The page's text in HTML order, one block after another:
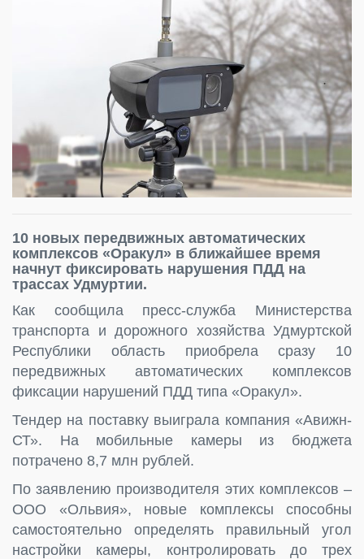
10 новых передвижных автоматических
комплексов «Оракул» в ближайшее время
начнут фиксировать нарушения ПДД на
трассах Удмуртии.
Как сообщила пресс-служба Министерства
транспорта и дорожного хозяйства Удмуртской
Республики область приобрела сразу 10
передвижных автоматических комплексов
фиксации нарушений ПДД типа «Оракул».
Тендер на поставку выиграла компания «Авижн-
СТ». На мобильные камеры из бюджета
потрачено 8,7 млн рублей.
По заявлению производителя этих комплексов –
ООО «Ольвия», новые комплексы способны
самостоятельно определять правильный угол
настройки камеры, контролировать до трех